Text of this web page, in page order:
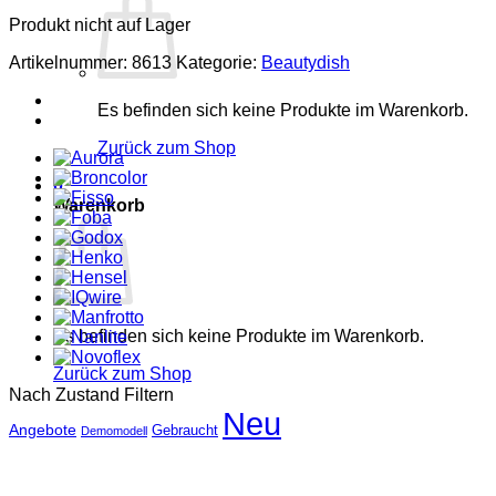
Es befinden sich keine Produkte im Warenkorb.
Zurück zum Shop
0
Warenkorb
Es befinden sich keine Produkte im Warenkorb.
Zurück zum Shop
Produkt nicht auf Lager
Artikelnummer: 8613 Kategorie: Beautydish
Nach Zustand Filtern
Angebote Demomodell Gebraucht Neu